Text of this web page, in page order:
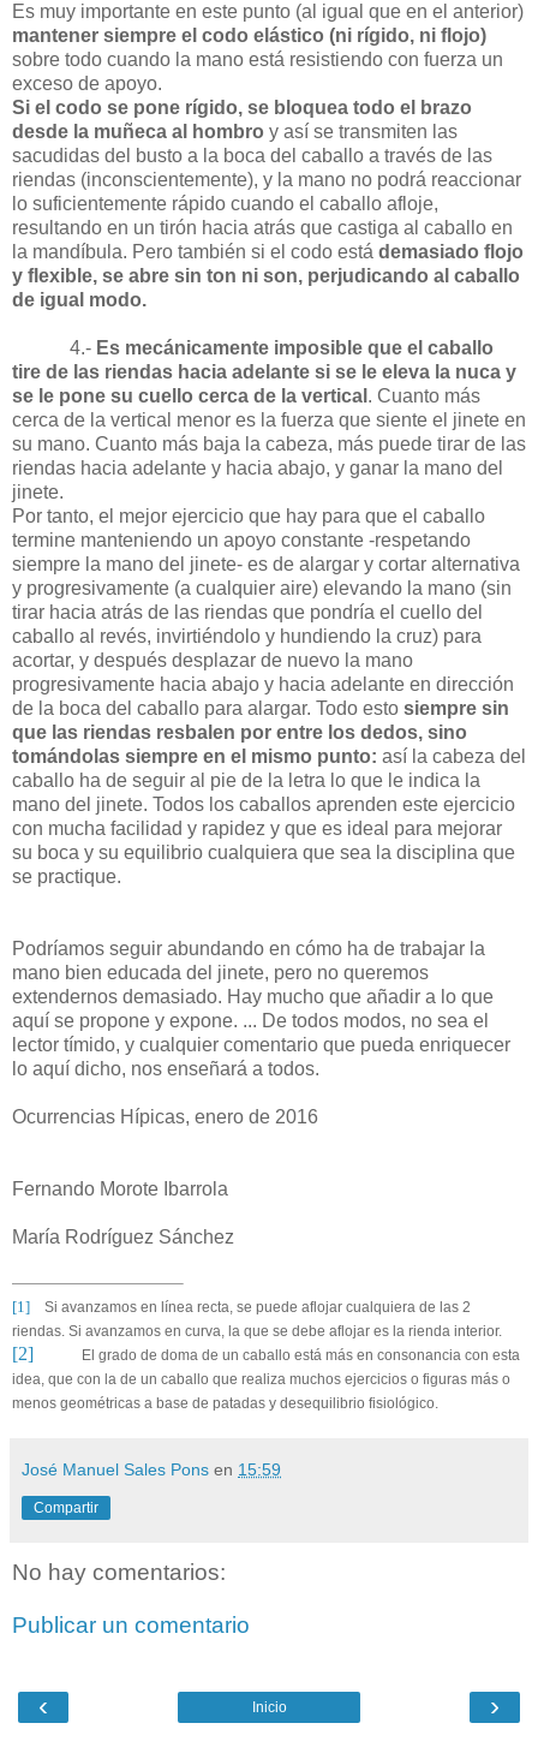
Es muy importante en este punto (al igual que en el anterior)
mantener siempre el codo elástico (ni rígido, ni flojo)
sobre todo cuando la mano está resistiendo con fuerza un
exceso de apoyo.
Si el codo se pone rígido, se bloquea todo el brazo
desde la muñeca al hombro y así se transmiten las
sacudidas del busto a la boca del caballo a través de las
riendas (inconscientemente), y la mano no podrá reaccionar
lo suficientemente rápido cuando el caballo afloje,
resultando en un tirón hacia atrás que castiga al caballo en
la mandíbula. Pero también si el codo está demasiado flojo
y flexible, se abre sin ton ni son, perjudicando al caballo
de igual modo.
4.- Es mecánicamente imposible que el caballo
tire de las riendas hacia adelante si se le eleva la nuca y
se le pone su cuello cerca de la vertical . Cuanto más
cerca de la vertical menor es la fuerza que siente el jinete en
su mano. Cuanto más baja la cabeza, más puede tirar de las
riendas hacia adelante y hacia abajo, y ganar la mano del
jinete.
Por tanto, el mejor ejercicio que hay para que el caballo
termine manteniendo un apoyo constante -respetando
siempre la mano del jinete- es de alargar y cortar alternativa
y progresivamente (a cualquier aire) elevando la mano (sin
tirar hacia atrás de las riendas que pondría el cuello del
caballo al revés, invirtiéndolo y hundiendo la cruz) para
acortar, y después desplazar de nuevo la mano
progresivamente hacia abajo y hacia adelante en dirección
de la boca del caballo para alargar. Todo esto siempre sin
que las riendas resbalen por entre los dedos, sino
tomándolas siempre en el mismo punto: así la cabeza del
caballo ha de seguir al pie de la letra lo que le indica la
mano del jinete. Todos los caballos aprenden este ejercicio
con mucha facilidad y rapidez y que es ideal para mejorar
su boca y su equilibrio cualquiera que sea la disciplina que
se practique.
Podríamos seguir abundando en cómo ha de trabajar la
mano bien educada del jinete, pero no queremos
extendernos demasiado. Hay mucho que añadir a lo que
aquí se propone y expone. ... De todos modos, no sea el
lector tímido, y cualquier comentario que pueda enriquecer
lo aquí dicho, nos enseñará a todos.
Ocurrencias Hípicas, enero de 2016
Fernando Morote Ibarrola
María Rodríguez Sánchez
[1]
Si avanzamos en línea recta, se puede aflojar cualquiera de las 2
riendas. Si avanzamos en curva, la que se debe aflojar es la rienda interior.
[2]
El grado de doma de un caballo está más en consonancia con esta
idea, que con la de un caballo que realiza muchos ejercicios o figuras más o
menos geométricas a base de patadas y desequilibrio fisiológico.
José Manuel Sales Pons en 15:59
Compartir
No hay comentarios:
Publicar un comentario
‹ ›
Inicio